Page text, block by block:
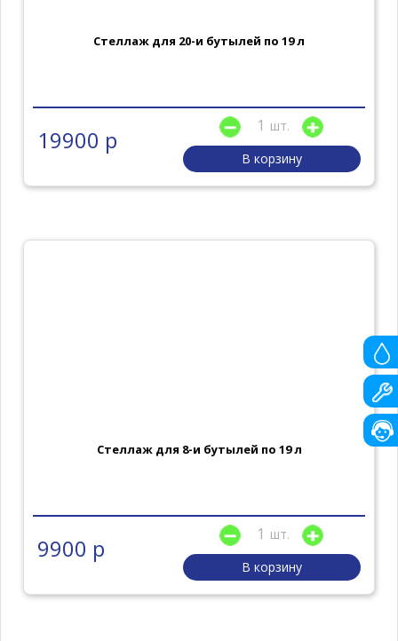
Стеллаж для 20-и бутылей по 19 л
19900 р
шт.
В корзину
Стеллаж для 8-и бутылей по 19 л
9900 р
шт.
В корзину